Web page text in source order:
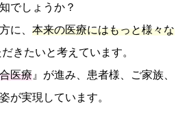
でしょうか？
に、 本来の医療にはもっと様々な
きたいと考えています。
医療 』が進み、患者様、ご家族、
が実現しています。